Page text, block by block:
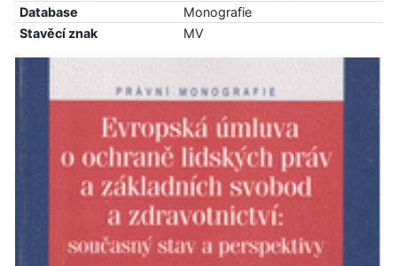
Database
Monografie
Stavěcí znak
MV